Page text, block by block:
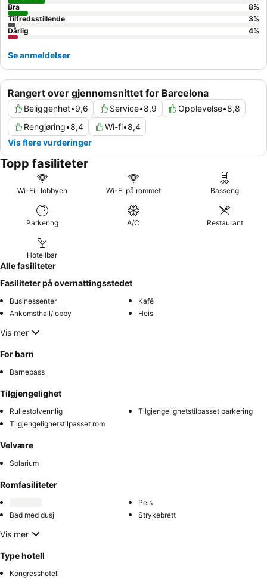
Rangert over gjennomsnittet for Barcelona
Beliggenhet•9,6 Service•8,9 Opplevelse•8,8
Rengjøring•8,4 Wi-fi•8,4
Vis flere vurderinger
Bra
8%
Tilfredsstillende
3%
Dårlig
4%
Se anmeldelser
Topp fasiliteter
Wi-Fi i lobbyen Wi-Fi på rommet Basseng
Parkering A/C Restaurant
Hotellbar
Alle fasiliteter
Fasiliteter på overnattingsstedet
Businessenter
Kafé
Ankomsthall/lobby
Heis
Vis mer
For barn
Barnepass
Tilgjengelighet
Rullestolvennlig
Tilgjengelighetstilpasset parkering
Tilgjengelighetstilpasset rom
Velvære
Solarium
Romfasiliteter
Peis
Bad med dusj
Strykebrett
Vis mer
Type hotell
Kongresshotell